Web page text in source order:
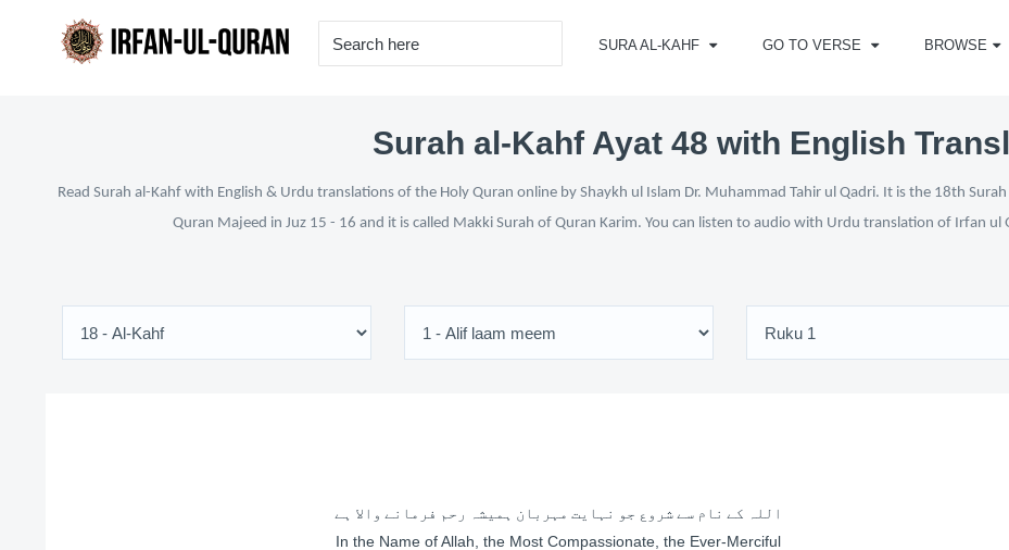
SURA AL-KAHF GO TO VERSE BROWSE
Surah al-Kahf Ayat 48 with English
Read Surah al-Kahf with English & Urdu translations of the Holy Quran online by Shaykh ul Islam Dr. Muhammad Tahir ul Qadri. It is the 18th
Quran Majeed in Juz 15 - 16 and it is called Makki Surah of Quran Karim. You can listen to audio with Urdu translation of Irfan ul
اللہ کے نام سے شروع جو نہایت مہربان ہمیشہ رحم فرمانے والا ہے
In the Name of Allah, the Most Compassionate, the Ever-Merciful